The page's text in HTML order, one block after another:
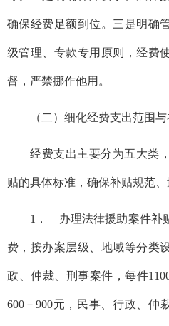
确保经费足额到位。三是明确
级管理、专款专用原则，经费
督，严禁挪作他用。
（二）细化经费支出范围
经费支出主要分为五大类
贴的具体标准，确保补贴规范、
1． 办理法律援助案件补
费，按办案层级、地域等分类
政、仲裁、刑事案件，每件
600－900元，民事、行政、仲